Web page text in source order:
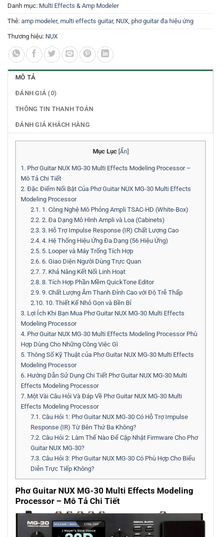
Danh mục: Multi Effects & Amp Modeler
Thẻ: amp modeler, multi effects guitar, NUX phơ guitar đa hiệu ứng
Thương hiệu: NUX
MÔ TẢ
ĐÁNH GIÁ (0)
THÔNG TIN THANH TOÁN
ĐÁNH GIÁ KHÁCH HÀNG
Mục Lục [Ẩn]
1. Phơ Guitar NUX MG-30 Multi Effects Modeling Processor –
Mô Tả Chi Tiết
2. Đặc Điểm Nổi Bật Của Phơ Guitar NUX MG-30 Multi Effects
Modeling Processor
2.1.1. Công Nghệ Mô Phỏng Ampli TSAC-HD (White-Box)
2.2.2. Đa Dạng Mô Hình Ampli và Loa (Cabinets)
2.3.3. Hỗ Trợ Impulse Response (IR) Chất Lượng Cao
2.4.4. Hệ Thống Hiệu Ứng Đa Dạng (56 Hiệu Ứng)
2.5.5. Looper và Máy Trống Tích Hợp
2.6.6. Giao Diện Người Dùng Trực Quan
2.7.7. Khả Năng Kết Nối Linh Hoạt
2.8.8. Tích Hợp Phần Mềm QuickTone Editor
2.9.9. Chất Lượng Âm Thanh Đỉnh Cao với Độ Trễ Thấp
2.10.10. Thiết Kế Nhỏ Gọn và Bền Bỉ
3. Lợi Ích Khi Bạn Mua Phơ Guitar NUX MG-30 Multi Effects
Modeling Processor
4. Phơ Guitar NUX MG-30 Multi Effects Modeling Processor Phù
Hợp Dùng Cho Những Công Việc Gì
5. Thông Số Kỹ Thuật của Phơ Guitar NUX MG-30 Multi Effects
Modeling Processor
6. Hướng Dẫn Sử Dụng Chi Tiết Phơ Guitar NUX MG-30 Multi
Effects Modeling Processor
7. Một Vài Câu Hỏi Và Đáp Về Phơ Guitar NUX MG-30 Multi
Effects Modeling Processor
7.1.Câu Hỏi 1: Phơ Guitar NUX MG-30 Có Hỗ Trợ Impulse
Response (IR) Từ Bên Thứ Ba Không?
7.2.Câu Hỏi 2: Làm Thế Nào Để Cập Nhật Firmware Cho Phơ
Guitar NUX MG-30?
7.3.Câu Hỏi 3: Phơ Guitar NUX MG-30 Có Phù Hợp Cho Biểu
Diễn Trực Tiếp Không?
Phơ Guitar NUX MG-30 Multi Effects Modeling
Processor – Mô Tả Chi Tiết